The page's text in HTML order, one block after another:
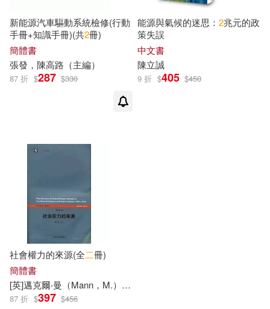
新能源汽車驅動系統檢修(行動
手冊+知識手冊)(共2冊)
簡體書
張發，陳高路（主編）
87 折 $287 $330
能源與氣候的迷思： 2兆元的政
策失誤
中文書
陳立誠
9 折 $405 $450
社會權力的來源(全二冊)
簡體書
[英]邁克爾‧曼（Mann，M.）陳海宏 等
87 折 $397 $456